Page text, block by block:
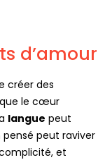
d’amour
créer des
le cœur
langue peut
pensé peut raviver
et